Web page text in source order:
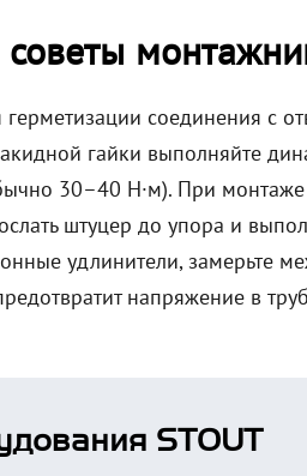
соединения с
гайки выполняйте
30–40 Н·м). При монтаже
штуцер до упора и
удлинители, замерьте
напряжение в
STOUT